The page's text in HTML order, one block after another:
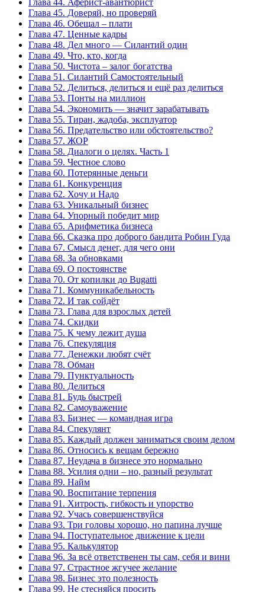
Глава 45. Доверяй, но проверяй
Глава 46. Обещал – плати
Глава 47. Ценные кадры
Глава 48. Дел много — Силантий один
Глава 49. Что, кто, когда
Глава 50. Чистота – залог богатства
Глава 51. Силантий Самостоятельный
Глава 52. Делиться, делиться и ещё раз делиться
Глава 53. Понты на миллион
Глава 54. Экономить — значит зарабатывать
Глава 55. Тиран, жадоба, эксплуатор
Глава 56. Предательство или обстоятельство?
Глава 57. ЖОР
Глава 58. Диалоги о целях. Часть 1
Глава 59. Честное слово
Глава 60. Потерянные деньги
Глава 61. Конкуренция
Глава 62. Хочу и Надо
Глава 63. Уникальный бизнес
Глава 64. Упорный победит мир
Глава 65. Арифметика бизнеса
Глава 66. Сказка про доброго бандита Робин Гуда
Глава 67. Смысл денег, для чего они
Глава 68. За обновками
Глава 69. О постоянстве
Глава 70. От копилки до Bugatti
Глава 71. Коммуникабельность
Глава 72. И так сойдёт
Глава 73. Глава для взрослых детей
Глава 74. Скидки
Глава 75. К чему лежит душа
Глава 76. Спекуляция
Глава 77. Денежки любят счёт
Глава 78. Обман
Глава 79. Пунктуальность
Глава 80. Делиться
Глава 81. Будь быстрей
Глава 82. Самоуважение
Глава 83. Бизнес — командная игра
Глава 84. Спекулянт
Глава 85. Каждый должен заниматься своим делом
Глава 86. Относись к вещам бережно
Глава 87. Неудача в бизнесе это нормально
Глава 88. Усилия одни – но, разный результат
Глава 89. Найм
Глава 90. Воспитание терпения
Глава 91. Хитрость, гибкость и упорство
Глава 92. Учась совершенствуйся
Глава 93. Три головы хорошо, но папина лучше
Глава 94. Поступательное движение к цели
Глава 95. Калькулятор
Глава 96. За всё ответственен ты сам, себя и вини
Глава 97. Страстное жгучее желание
Глава 98. Бизнес это полезность
Глава 99. Не стесняйся просить